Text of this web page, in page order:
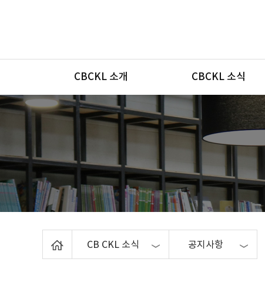
메뉴
CBCKL 소개 CBCKL 소식
CB CKL 소식 공지사항